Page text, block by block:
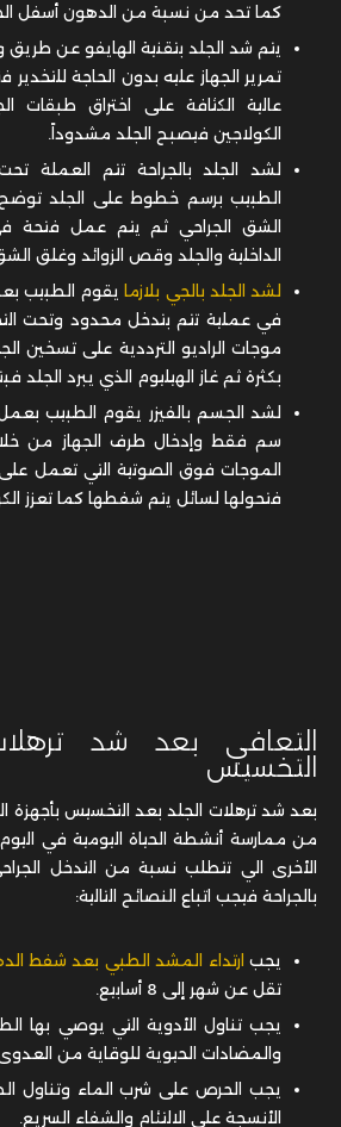
كما تحد من نسبة من الدهون أسفل
يتم شد الجلد بتقنية الهايفو عن
تمرير الجهاز عليه بدون الحاجة
عالية الكثافة على اختراق طبقات
الكولاجين فيصبح الجلد مشدوداً.
لشد الجلد بالجراحة تتم العملة
الطبيب برسم خطوط على الجلد
الشق الجراحي ثم يتم عمل فتحة
الداخلية والجلد وقص الزوائد وغلق
لشد الجلد بالجي بلازما يقوم الطبيب
في عملية تتم بتدخل محدود وتحت
موجات الراديو الترددية على تسخين
بكثرة ثم غاز الهيليوم الذي يبرد
لشد الجسم بالفيزر يقوم الطبيب
سم فقط وإدخال طرف الجهاز من
الموجات فوق الصوتية التي تعمل
فتحولها لسائل يتم شفطها كما تعزز
التعافي بعد شد
التخسيس
بعد شد ترهلات الجلد بعد التخسيس
من ممارسة أنشطة الحياة اليومية في اليوم
الأخرى الي تتطلب نسبة من التدخل
بالجراحة فيجب اتباع النصائح التالية:
يجبارتداء المشد الطبي بعد شفط
تقل عن شهر إلى 8 أسابيع.
يجب تناول الأدوية التي يوصي بها
والمضادات الحيوية للوقاية من
يجب الحرص على شرب الماء وتناول
الأنسجة على الالتئام والشفاء السريع.